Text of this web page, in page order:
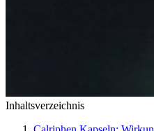
Inhaltsverzeichnis